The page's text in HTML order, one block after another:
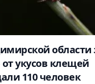
области
укусов клещей
110 человек